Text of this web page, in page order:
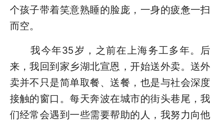
个孩子带着笑意熟睡的脸庞，一身的疲惫一扫
而空。
我今年35岁，之前在上海务工多年。后
来，我回到家乡湖北宣恩，开始送外卖。送外
卖并不只是简单取餐、送餐，也是与社会深度
接触的窗口。每天奔波在城市的街头巷尾，我
们经常会遇到一些需要帮助的人，我努力向他